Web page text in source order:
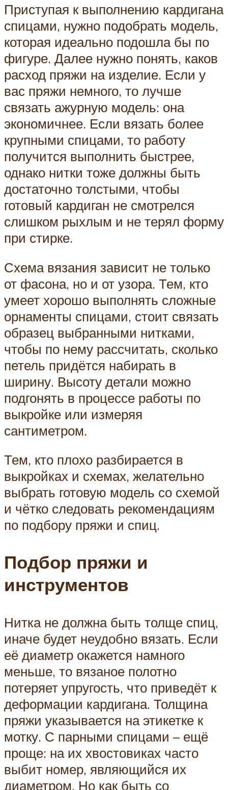
Приступая к выполнению кардигана
спицами, нужно подобрать модель,
которая идеально подошла бы по
фигуре. Далее нужно понять, каков
расход пряжи на изделие. Если у
вас пряжи немного, то лучше
связать ажурную модель: она
экономичнее. Если вязать более
крупными спицами, то работу
получится выполнить быстрее,
однако нитки тоже должны быть
достаточно толстыми, чтобы
готовый кардиган не смотрелся
слишком рыхлым и не терял форму
при стирке.
Схема вязания зависит не только
от фасона, но и от узора. Тем, кто
умеет хорошо выполнять сложные
орнаменты спицами, стоит связать
образец выбранными нитками,
чтобы по нему рассчитать, сколько
петель придётся набирать в
ширину. Высоту детали можно
подгонять в процессе работы по
выкройке или измеряя
сантиметром.
Тем, кто плохо разбирается в
выкройках и схемах, желательно
выбрать готовую модель со схемой
и чётко следовать рекомендациям
по подбору пряжи и спиц.
Подбор пряжи и
инструментов
Нитка не должна быть толще спиц,
иначе будет неудобно вязать. Если
её диаметр окажется намного
меньше, то вязаное полотно
потеряет упругость, что приведёт к
деформации кардигана. Толщина
пряжи указывается на этикетке к
мотку. С парными спицами – ещё
проще: на их хвостовиках часто
выбит номер, являющийся их
диаметром. Но как быть со